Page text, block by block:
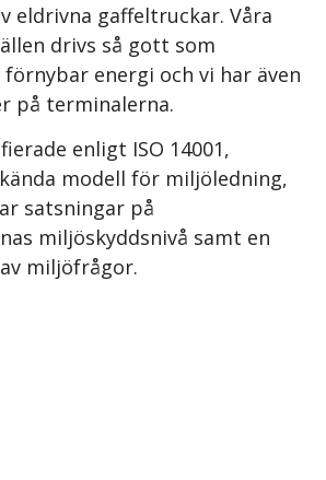
eldrivna gaffeltruckar. Våra
drivs så gott som
energi och vi har även
på terminalerna.
enligt ISO 14001,
modell för miljöledning,
satsningar på
miljöskyddsnivå samt en
miljöfrågor.